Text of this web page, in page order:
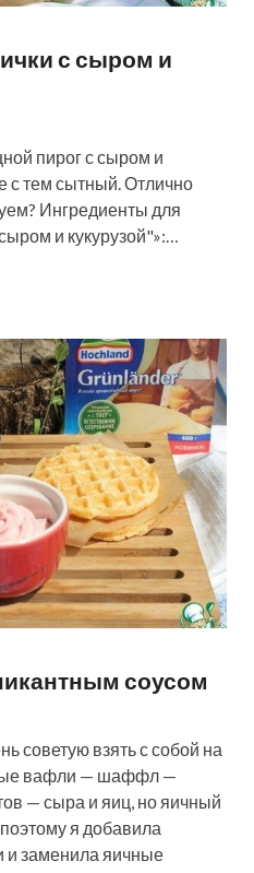
с сыром и
пирог с сыром и
с тем сытный. Отлично
Ингредиенты для
и кукурузой"»:…
соусом
советую взять с собой на
вафли — шаффл —
— сыра и яиц, но яичный
я добавила
и заменила яичные